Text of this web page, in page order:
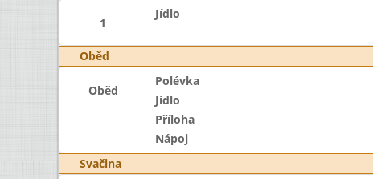
1
Jídlo
Oběd
Oběd
Polévka
Jídlo
Příloha
Nápoj
Svačina